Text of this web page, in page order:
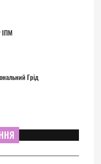
ІПМ
Грід